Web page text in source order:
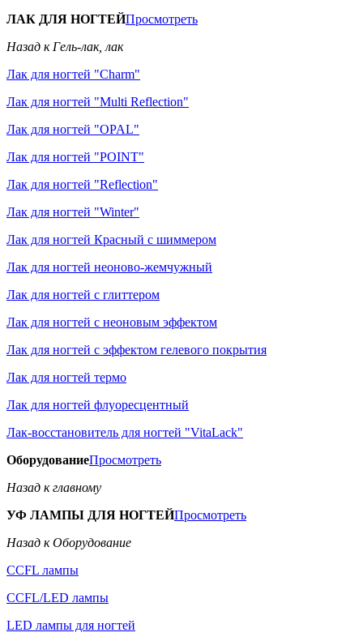
ЛАК ДЛЯ НОГТЕЙПросмотреть
Назад к Гель-лак, лак
Лак для ногтей "Charm"
Лак для ногтей "Multi Reflection"
Лак для ногтей "OPAL"
Лак для ногтей "POINT"
Лак для ногтей "Reflection"
Лак для ногтей "Winter"
Лак для ногтей Красный с шиммером
Лак для ногтей неоново-жемчужный
Лак для ногтей с глиттером
Лак для ногтей с неоновым эффектом
Лак для ногтей с эффектом гелевого покрытия
Лак для ногтей термо
Лак для ногтей флуоресцентный
Лак-восстановитель для ногтей "VitaLack"
ОборудованиеПросмотреть
Назад к главному
УФ ЛАМПЫ ДЛЯ НОГТЕЙПросмотреть
Назад к Оборудование
CCFL лампы
CCFL/LED лампы
LED лампы для ногтей